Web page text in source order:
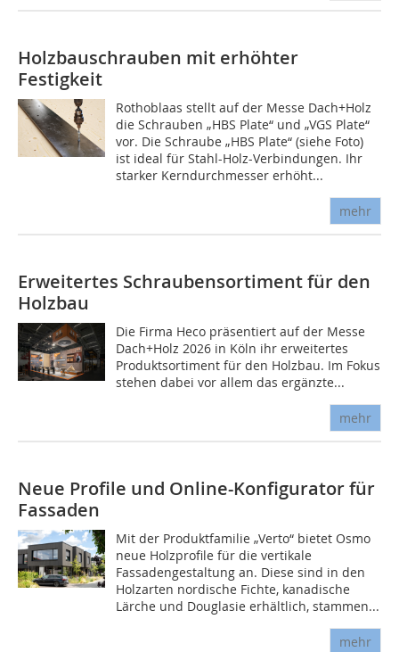
Holzbauschrauben mit erhöhter
Festigkeit
Rothoblaas stellt auf der Messe Dach+Holz
die Schrauben „HBS Plate“ und „VGS Plate“
vor. Die Schraube „HBS Plate“ (siehe Foto)
ist ideal für Stahl-Holz-Verbindungen. Ihr
starker Kerndurchmesser erhöht...
mehr
Erweitertes Schraubensortiment für den
Holzbau
Die Firma Heco präsentiert auf der Messe
Dach+Holz 2026 in Köln ihr erweitertes
Produktsortiment für den Holzbau. Im Fokus
stehen dabei vor allem das ergänzte...
mehr
Neue Profile und Online-Konfigurator für
Fassaden
Mit der Produktfamilie „Verto“ bietet Osmo
neue Holzprofile für die vertikale
Fassadengestaltung an. Diese sind in den
Holzarten nordische Fichte, kanadische
Lärche und Douglasie erhältlich, stammen...
mehr